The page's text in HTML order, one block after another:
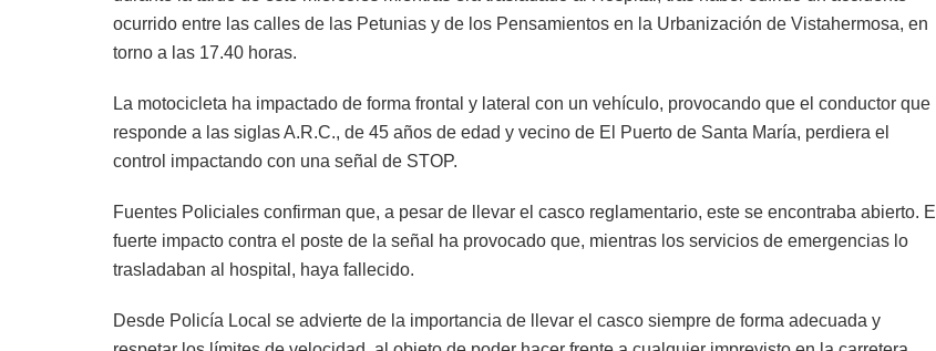
ocurrido entre las calles de las Petunias y de los Pensamientos en la Urbanización de Vistahermosa, en
torno a las 17.40 horas.
La motocicleta ha impactado de forma frontal y lateral con un vehículo, provocando que el conductor que
responde a las siglas A.R.C., de 45 años de edad y vecino de El Puerto de Santa María, perdiera el
control impactando con una señal de STOP.
Fuentes Policiales confirman que, a pesar de llevar el casco reglamentario, este se encontraba abierto. El
fuerte impacto contra el poste de la señal ha provocado que, mientras los servicios de emergencias lo
trasladaban al hospital, haya fallecido.
Desde Policía Local se advierte de la importancia de llevar el casco siempre de forma adecuada y